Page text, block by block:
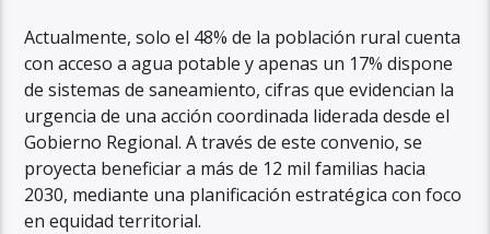
Actualmente, solo el 48% de la población rural cuenta
con acceso a agua potable y apenas un 17% dispone
de sistemas de saneamiento, cifras que evidencian la
urgencia de una acción coordinada liderada desde el
Gobierno Regional. A través de este convenio, se
proyecta beneficiar a más de 12 mil familias hacia
2030, mediante una planificación estratégica con foco
en equidad territorial.